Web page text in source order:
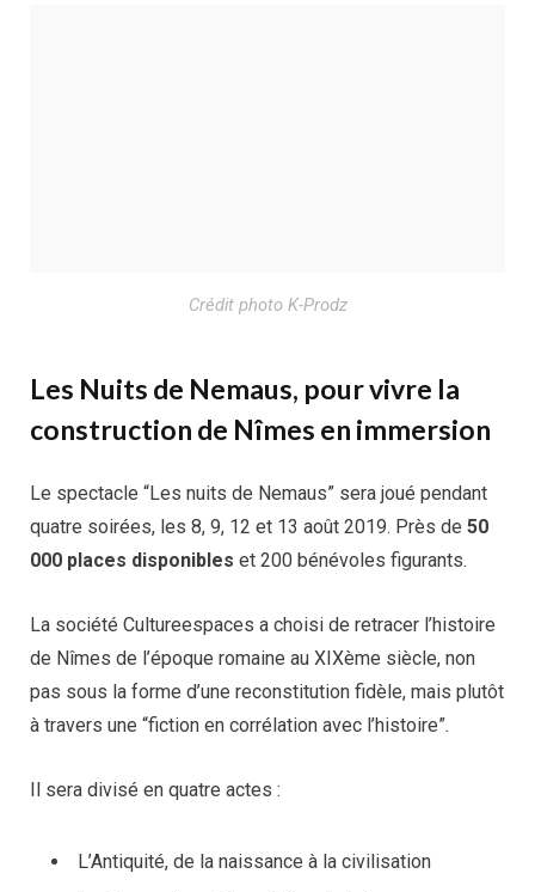
Crédit photo K-Prodz
Les Nuits de Nemaus, pour vivre la
construction de Nîmes en immersion
Le spectacle “Les nuits de Nemaus” sera joué pendant
quatre soirées, les 8, 9, 12 et 13 août 2019. Près de 50
000 places disponibles et 200 bénévoles figurants.
La société Cultureespaces a choisi de retracer l’histoire
de Nîmes de l’époque romaine au XIXème siècle, non
pas sous la forme d’une reconstitution fidèle, mais plutôt
à travers une “fiction en corrélation avec l’histoire”.
Il sera divisé en quatre actes :
L’Antiquité, de la naissance à la civilisation